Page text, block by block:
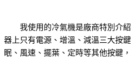
我使用的冷氣機是廠商特別介
器上只有電源、增溫、減溫三大按
眠、風速、擺葉、定時等其他按鍵